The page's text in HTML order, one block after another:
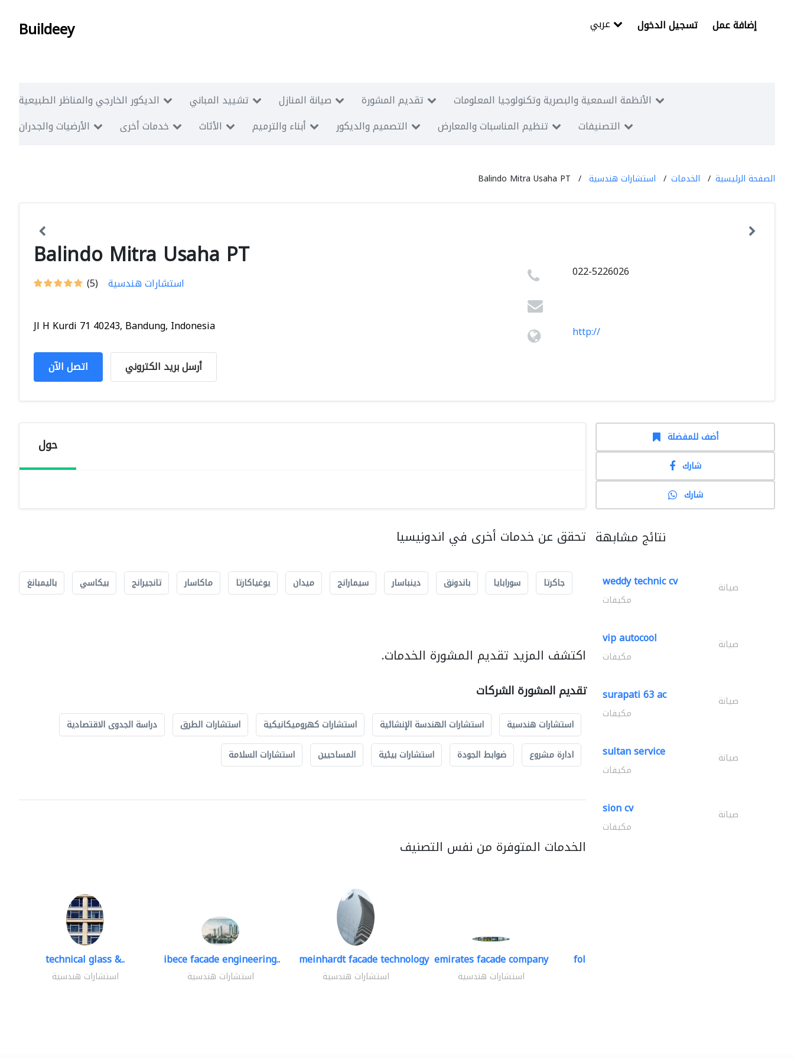
Buildeey تسجيل الدخول إضافة عمل
الديكور الخارجي والمناظر الطبيعية تشييد المباني صيانة المنازل تقديم المشورة
الأنظمة السمعية والبصرية وتكنولوجيا المعلومات
الأرضيات والجدران
خدمات أخرى الأثاث أبناء والترميم التصميم والديكور تنظيم المناسبات والمعارض التصنيفات
الصفحة الرئيسية الخدمات استشارات هندسية Balindo Mitra Usaha PT
Balindo Mitra Usaha PT
(5) استشارات هندسية
Jl H Kurdi 71 40243, Bandung, Indonesia
اتصل الآن أرسل بريد الكتروني
022-5226026
http://
حول
تحقق عن خدمات أخرى في اندونيسيا
جاكرتا سورابايا باندونق دينباسار سيمارانج ميدان يوغياكارتا ماكاسار تانجيرانج بيكاسي باليمبانغ
اكتشف المزيد تقديم المشورة الخدمات.
تقديم المشورة الشركات
استشارات هندسية استشارات الهندسة الإنشائية استشارات كهروميكانيكية استشارات الطرق
دراسة الجدوى الاقتصادية
ادارة مشروع
ضوابط الجودة استشارات بيئية المساحيين استشارات السلامة
الخدمات المتوفرة من نفس التصنيف
technical glass &..
استشارات هندسية
ibece facade engineering..
استشارات هندسية
meinhardt facade technology
استشارات هندسية
emirates facade company
استشارات هندسية
folcra beach industrial..
أضف للمفضلة
شارك
شارك
نتائج مشابهة
weddy technic cv صيانة
مكيفات
vip autocool صيانة
مكيفات
surapati 63 ac صيانة
مكيفات
sultan service صيانة
مكيفات
sion cv صيانة
مكيفات